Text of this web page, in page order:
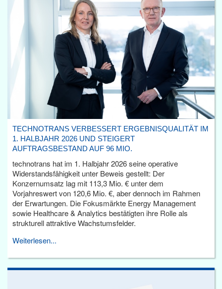
TECHNOTRANS VERBESSERT ERGEBNISQUALITÄT IM
1. HALBJAHR 2026 UND STEIGERT
AUFTRAGSBESTAND AUF 96 MIO.
technotrans hat im 1. Halbjahr 2026 seine operative
Widerstandsfähigkeit unter Beweis gestellt: Der
Konzernumsatz lag mit 113,3 Mio. € unter dem
Vorjahreswert von 120,6 Mio. €, aber dennoch im Rahmen
der Erwartungen. Die Fokusmärkte Energy Management
sowie Healthcare & Analytics bestätigten ihre Rolle als
strukturell attraktive Wachstumsfelder.
Weiterlesen...